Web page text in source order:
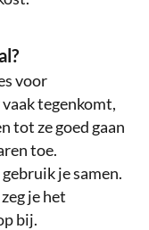
voor
tegenkomt,
tot ze goed gaan
toe.
je samen.
je het
bij.